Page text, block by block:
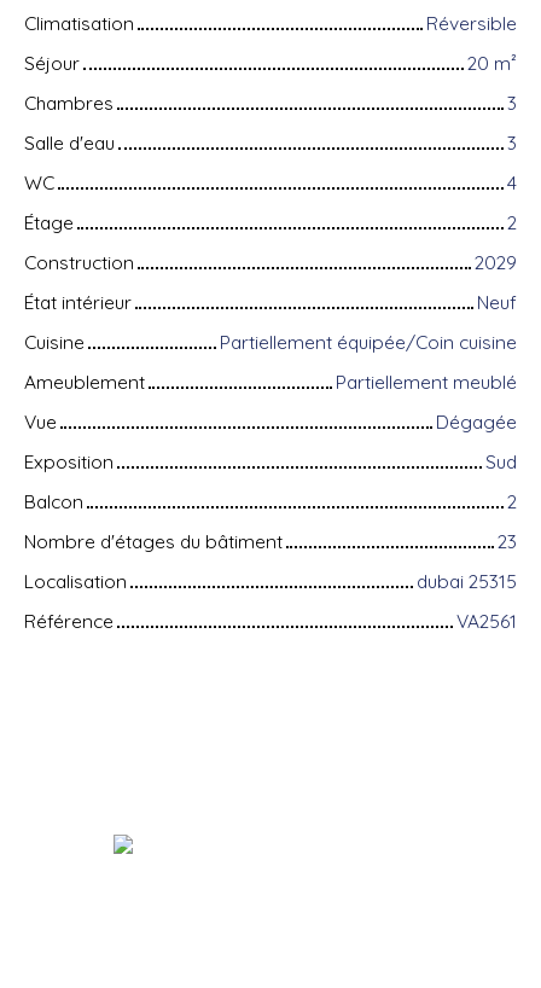
Climatisation
Réversible
Séjour
20 m²
Chambres
3
Salle d'eau
3
WC
4
Étage
2
Construction
2029
État intérieur
Neuf
Cuisine
Partiellement équipée/Coin cuisine
Ameublement
Partiellement meublé
Vue
Dégagée
Exposition
Sud
Balcon
2
Nombre d'étages du bâtiment
23
Localisation
dubai 25315
Référence
VA2561